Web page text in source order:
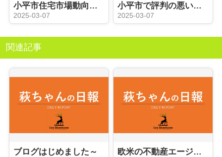
小平市住宅市場動向を知っていますか？一戸建て売却のステップをご紹介
2025-03-07
小平市で評判の悪い病院を探している？クチコミの活用法を解説
2025-03-07
関連記事
ブログはじめました～ 欧米の不動産エージェントのように